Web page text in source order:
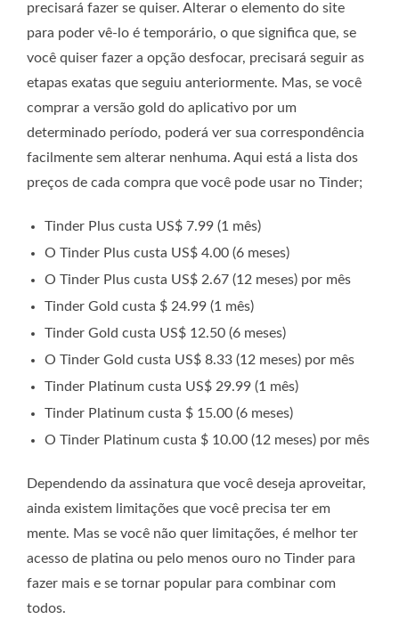
precisará fazer se quiser. Alterar o elemento do site
para poder vê-lo é temporário, o que significa que, se
você quiser fazer a opção desfocar, precisará seguir as
etapas exatas que seguiu anteriormente. Mas, se você
comprar a versão gold do aplicativo por um
determinado período, poderá ver sua correspondência
facilmente sem alterar nenhuma. Aqui está a lista dos
preços de cada compra que você pode usar no Tinder;
Tinder Plus custa US$ 7.99 (1 mês)
O Tinder Plus custa US$ 4.00 (6 meses)
O Tinder Plus custa US$ 2.67 (12 meses) por mês
Tinder Gold custa $ 24.99 (1 mês)
Tinder Gold custa US$ 12.50 (6 meses)
O Tinder Gold custa US$ 8.33 (12 meses) por mês
Tinder Platinum custa US$ 29.99 (1 mês)
Tinder Platinum custa $ 15.00 (6 meses)
O Tinder Platinum custa $ 10.00 (12 meses) por mês
Dependendo da assinatura que você deseja aproveitar,
ainda existem limitações que você precisa ter em
mente. Mas se você não quer limitações, é melhor ter
acesso de platina ou pelo menos ouro no Tinder para
fazer mais e se tornar popular para combinar com
todos.